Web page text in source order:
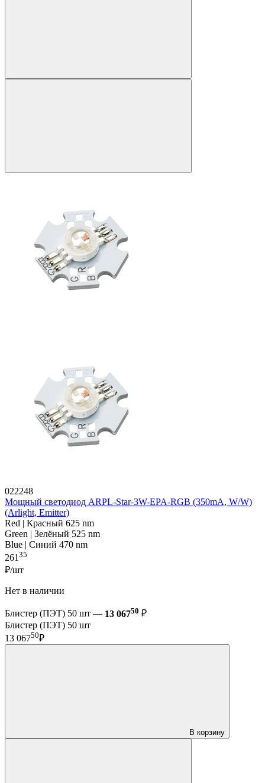
022248
Мощный светодиод ARPL-Star-3W-EPA-RGB (350mA, W/W)
(Arlight, Emitter)
Red | Красный 625 nm
Green | Зелёный 525 nm
Blue | Синий 470 nm
26135
₽/шт
Нет в наличии
Блистер (ПЭТ) 50 шт — 13 06750 ₽
Блистер (ПЭТ) 50 шт
13 06750₽
В корзину